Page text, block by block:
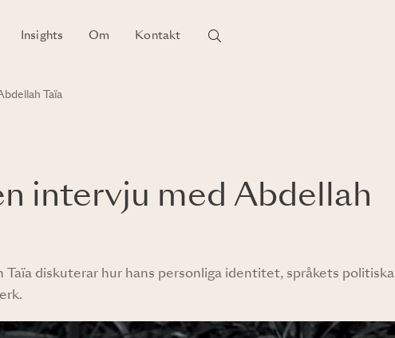
Insights Om Kontakt
Taïa
intervju med Abdellah
diskuterar hur hans personliga identitet, språkets politiska